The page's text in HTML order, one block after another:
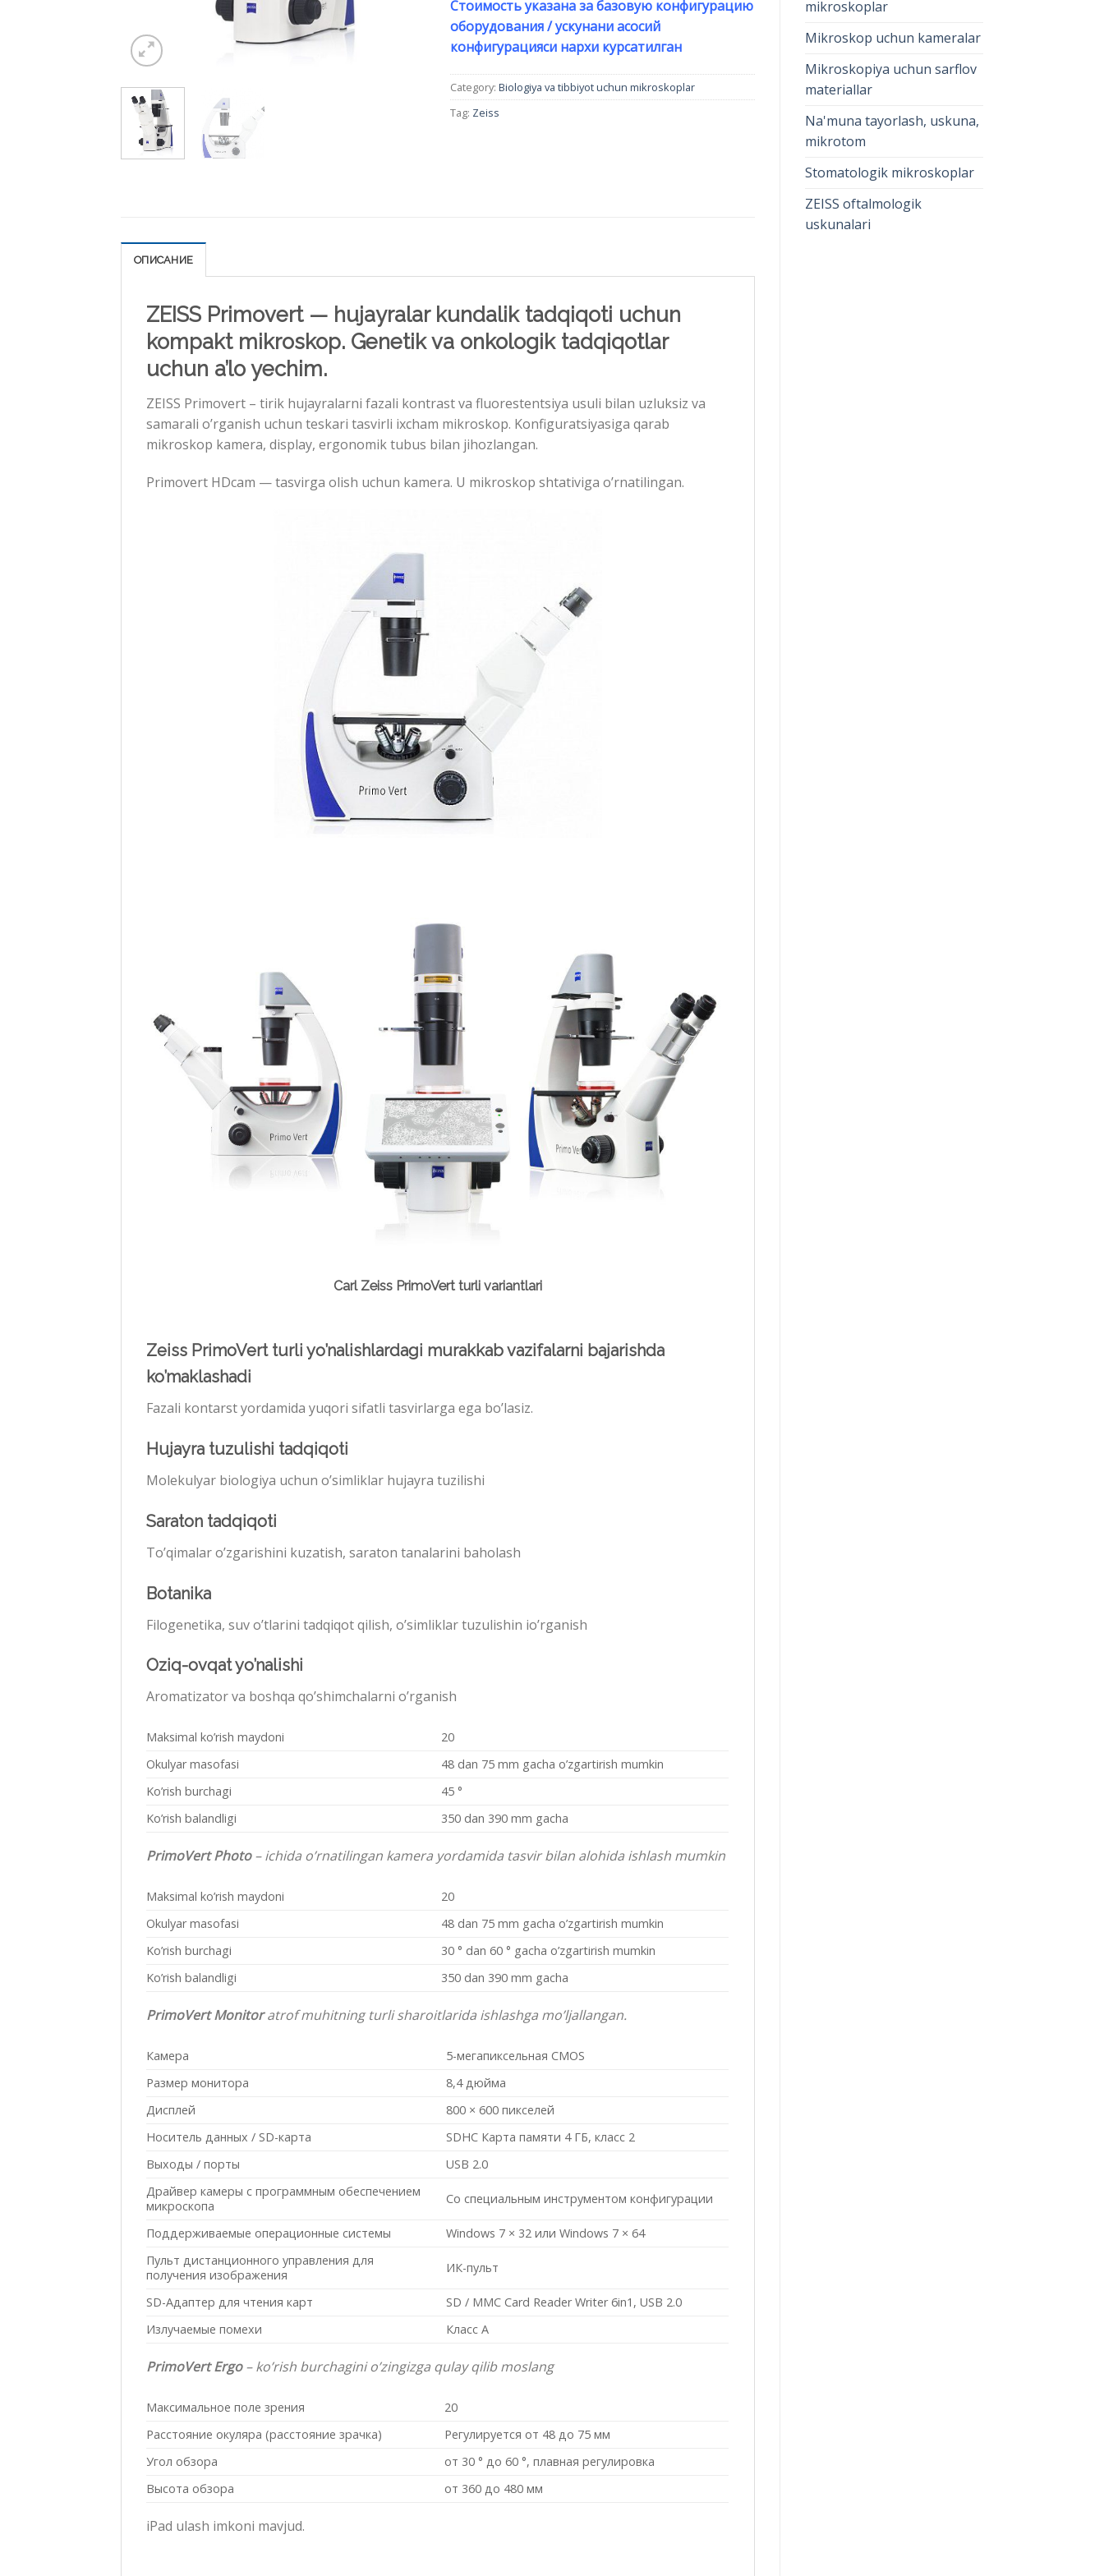
mikroskoplar
Mikroskop uchun kameralar
Mikroskopiya uchun sarflov
materiallar
Na'muna tayorlash, uskuna,
mikrotom
Stomatologik mikroskoplar
ZEISS oftalmologik
uskunalari
Стоимость указана за базовую конфигурацию
оборудования / ускунани асосий
конфигурацияси нархи курсатилган
Category: Biologiya va tibbiyot uchun mikroskoplar
Tag: Zeiss
ОПИСАНИЕ
ZEISS Primovert — hujayralar kundalik tadqiqoti uchun
kompakt mikroskop. Genetik va onkologik tadqiqotlar
uchun a’lo yechim.
ZEISS Primovert – tirik hujayralarni fazali kontrast va fluorestentsiya usuli bilan uzluksiz va
samarali o’rganish uchun teskari tasvirli ixcham mikroskop. Konfiguratsiyasiga qarab
mikroskop kamera, display, ergonomik tubus bilan jihozlangan.
Primovert HDcam — tasvirga olish uchun kamera. U mikroskop shtativiga o’rnatilingan.
Carl Zeiss PrimoVert turli variantlari
Zeiss PrimoVert turli yo’nalishlardagi murakkab vazifalarni bajarishda
ko’maklashadi
Fazali kontarst yordamida yuqori sifatli tasvirlarga ega bo’lasiz.
Hujayra tuzulishi tadqiqoti
Molekulyar biologiya uchun o’simliklar hujayra tuzilishi
Saraton tadqiqoti
To’qimalar o’zgarishini kuzatish, saraton tanalarini baholash
Botanika
Filogenetika, suv o’tlarini tadqiqot qilish, o’simliklar tuzulishin io’rganish
Oziq-ovqat yo’nalishi
Aromatizator va boshqa qo’shimchalarni o’rganish
Maksimal ko’rish maydoni
20
Okulyar masofasi
48 dan 75 mm gacha o’zgartirish mumkin
Ko’rish burchagi
45 °
Ko’rish balandligi
350 dan 390 mm gacha
PrimoVert Photo– ichida o’rnatilingan kamera yordamida tasvir bilan alohida ishlash mumkin
Maksimal ko’rish maydoni
20
Okulyar masofasi
48 dan 75 mm gacha o’zgartirish mumkin
Ko’rish burchagi
30 ° dan 60 ° gacha o’zgartirish mumkin
Ko’rish balandligi
350 dan 390 mm gacha
PrimoVert Monitoratrof muhitning turli sharoitlarida ishlashga mo’ljallangan.
Камера
5-мегапиксельная CMOS
Размер монитора
8,4 дюйма
Дисплей
800 × 600 пикселей
Носитель данных / SD-карта
SDHC Карта памяти 4 ГБ, класс 2
Выходы / порты
USB 2.0
Драйвер камеры с программным обеспечением
микроскопа
Со специальным инструментом конфигурации
Поддерживаемые операционные системы
Windows 7 × 32 или Windows 7 × 64
Пульт дистанционного управления для
получения изображения
ИК-пульт
SD-Адаптер для чтения карт
SD / MMC Card Reader Writer 6in1, USB 2.0
Излучаемые помехи
Класс A
PrimoVert Ergo– ko’rish burchagini o’zingizga qulay qilib moslang
Максимальное поле зрения
20
Расстояние окуляра (расстояние зрачка)
Регулируется от 48 до 75 мм
Угол обзора
от 30 ° до 60 °, плавная регулировка
Высота обзора
от 360 до 480 мм
iPad ulash imkoni mavjud.